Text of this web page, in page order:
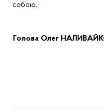
собою.
Голова Олег